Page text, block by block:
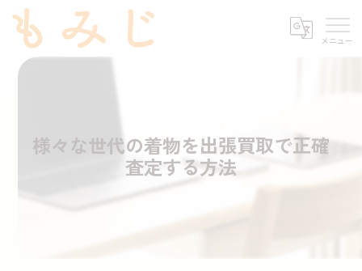
様々な世代の着物を出張買取で正確
査定する方法